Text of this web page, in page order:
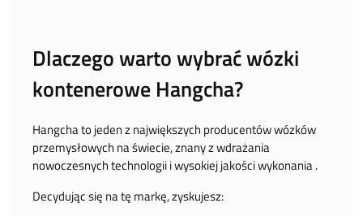
Dlaczego warto wybrać wózki
kontenerowe Hangcha?
Hangcha to jeden z największych producentów wózków
przemysłowych na świecie, znany z wdrażania
nowoczesnych technologii i wysokiej jakości wykonania .
Decydując się na tę markę, zyskujesz: